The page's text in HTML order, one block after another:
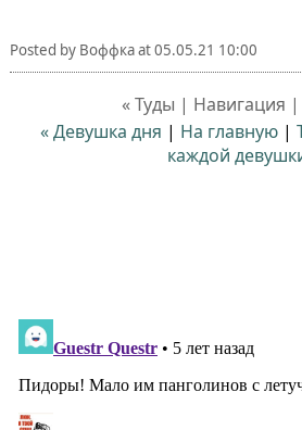
Posted by Воффкаat05.05.21 10:00
« Туды | Навигация
« Девушка дня | На главную|
каждой